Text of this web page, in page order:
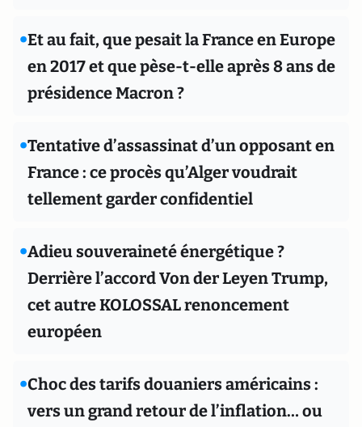
•Et au fait, que pesait la France en Europe
en 2017 et que pèse-t-elle après 8 ans de
présidence Macron ?
•Tentative d’assassinat d’un opposant en
France : ce procès qu’Alger voudrait
tellement garder confidentiel
•Adieu souveraineté énergétique ?
Derrière l’accord Von der Leyen Trump,
cet autre KOLOSSAL renoncement
européen
•Choc des tarifs douaniers américains :
vers un grand retour de l’inflation… ou